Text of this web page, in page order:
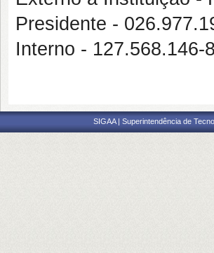
Presidente -
Interno - 127.568.146-
SIGAA | Superintendência de